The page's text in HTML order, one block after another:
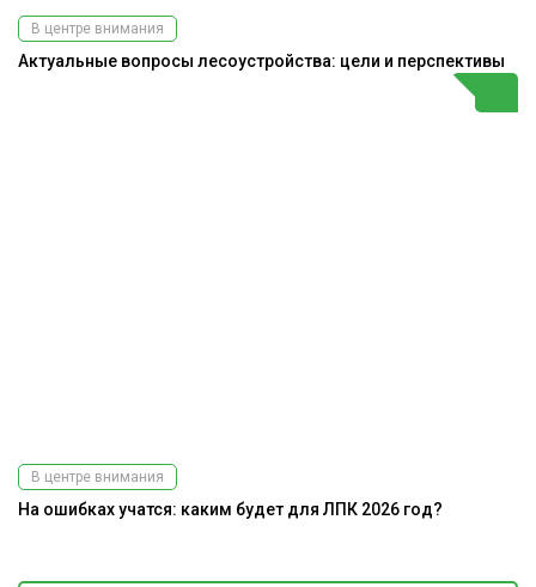
В центре внимания
Актуальные вопросы лесоустройства: цели и перспективы
В центре внимания
На ошибках учатся: каким будет для ЛПК 2026 год?